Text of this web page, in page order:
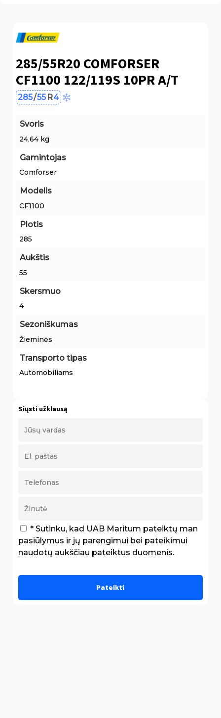
285/55R20 COMFORSER
CF1100 122/119S 10PR A/T
285/55R4
Svoris
24,64 kg
Gamintojas
Comforser
Modelis
CF1100
Plotis
285
Aukštis
55
Skersmuo
4
Sezoniškumas
Žieminės
Transporto tipas
Automobiliams
Siųsti užklausą
* Sutinku, kad UAB Maritum pateiktų man
pasiūlymus ir jų parengimui bei pateikimui
naudotų aukščiau pateiktus duomenis.